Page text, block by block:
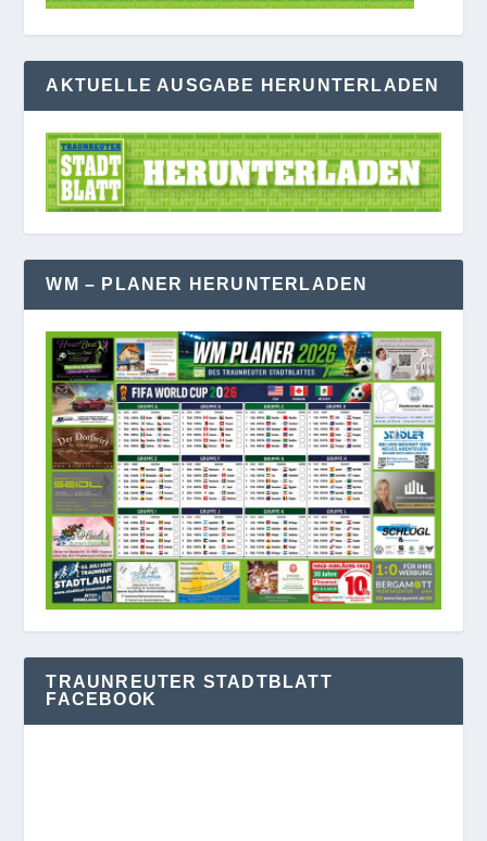
AKTUELLE AUSGABE HERUNTERLADEN
WM – PLANER HERUNTERLADEN
TRAUNREUTER STADTBLATT
FACEBOOK